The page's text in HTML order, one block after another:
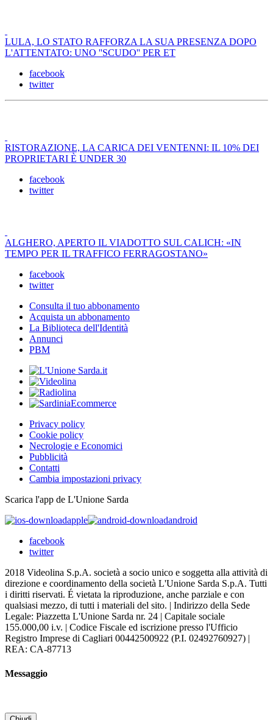
LULA, LO STATO RAFFORZA LA SUA PRESENZA DOPO
L'ATTENTATO: UNO ''SCUDO'' PER ET
facebook
twitter
RISTORAZIONE, LA CARICA DEI VENTENNI: IL 10% DEI
PROPRIETARI È UNDER 30
facebook
twitter
ALGHERO, APERTO IL VIADOTTO SUL CALICH: «IN
TEMPO PER IL TRAFFICO FERRAGOSTANO»
facebook
twitter
Consulta il tuo abbonamento
Acquista un abbonamento
La Biblioteca dell'Identità
Annunci
PBM
Privacy policy
Cookie policy
Necrologie e Economici
Pubblicità
Contatti
Cambia impostazioni privacy
Scarica l'app de L'Unione Sarda
apple
android
facebook
twitter
2018 Videolina S.p.A. società a socio unico e soggetta alla attività di
direzione e coordinamento della società L'Unione Sarda S.p.A. Tutti
i diritti riservati. É vietata la riproduzione, anche parziale e con
qualsiasi mezzo, di tutti i materiali del sito. | Indirizzo della Sede
Legale: Piazzetta L'Unione Sarda nr. 24 | Capitale sociale
155.000,00 i.v. | Codice Fiscale ed iscrizione presso l'Ufficio
Registro Imprese di Cagliari 00442500922 (P.I. 02492760927) |
REA: CA-87713
Messaggio